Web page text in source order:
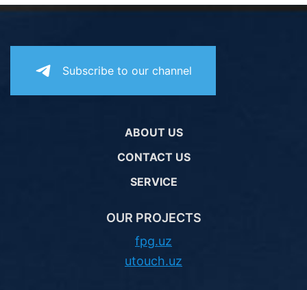
Subscribe to our channel
ABOUT US
CONTACT US
SERVICE
OUR PROJECTS
fpg.uz
utouch.uz